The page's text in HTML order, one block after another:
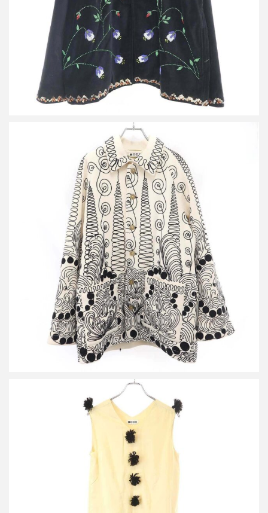
ボーディー 24AW Quillwork Coat クイールワークコート
詳しく見る
ボーディー ノースリーブシルクワンピース